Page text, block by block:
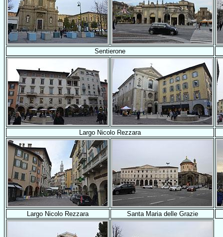
Sentierone
Largo Nicolo Rezzara
Largo Nicolo Rezzara Santa Maria delle Grazie